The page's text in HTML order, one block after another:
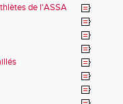
de l'ASSA